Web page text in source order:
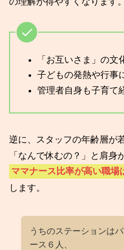
「お互いさま」の文
子どもの発熱や行事
管理者自身も子育て
逆に、スタッフの年齢層が
「なんで休むの？」と肩身
ママナース比率が高い職場
します。
うちのステーションは
ース６人、